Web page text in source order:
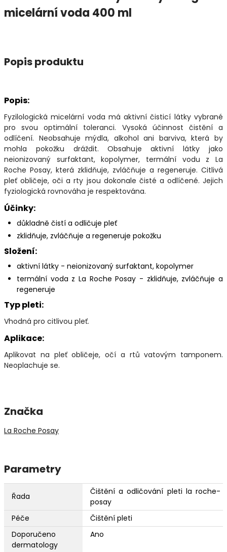
micelární voda 400 ml
Popis produktu
Popis:
Fyzilologická micelární voda má aktivní čisticí látky vybrané
pro svou optimální toleranci. Vysoká účinnost čistění a
odlíčení. Neobsahuje mýdla, alkohol ani barviva, která by
mohla pokožku dráždit. Obsahuje aktivní látky jako
neionizovaný surfaktant, kopolymer, termální vodu z La
Roche Posay, která zklidňuje, zvláčňuje a regeneruje. Citlivá
pleť obličeje, oči a rty jsou dokonale čisté a odlíčené. Jejich
fyziologická rovnováha je respektována.
Účinky:
důkladně čistí a odličuje pleť
zklidňuje, zvláčňuje a regeneruje pokožku
Složení:
aktivní látky - neionizovaný surfaktant, kopolymer
termální voda z La Roche Posay - zklidňuje, zvláčňuje a
regeneruje
Typ pleti:
Vhodná pro citlivou pleť.
Aplikace:
Aplikovat na pleť obličeje, očí a rtů vatovým tamponem.
Neoplachuje se.
Značka
La Roche Posay
Parametry
Řada
Čištění a odličování pleti la roche-
posay
Péče
Čištění pleti
Doporučeno
dermatology
Ano